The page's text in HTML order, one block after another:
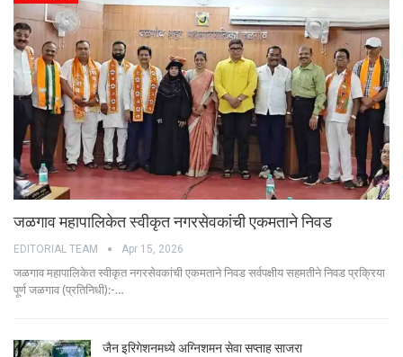
जळगाव महापालिकेत स्वीकृत नगरसेवकांची एकमताने निवड
EDITORIAL TEAM Apr 15, 2026
जळगाव महापालिकेत स्वीकृत नगरसेवकांची एकमताने निवड सर्वपक्षीय सहमतीने निवड प्रक्रिया
पूर्ण जळगाव (प्रतिनिधी):-…
जैन इरिगेशनमध्ये अग्निशमन सेवा सप्ताह साजरा